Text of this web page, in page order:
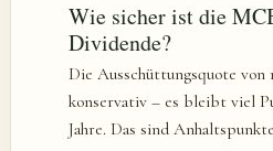
Wie sicher ist die
Dividende?
Die Ausschüttungsquote von
konservativ – es bleibt viel
Jahre. Das sind